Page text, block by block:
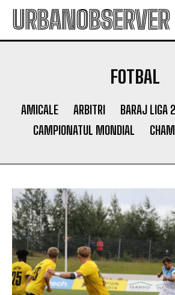
URBANOBSERVER
FOTBAL
AMICALE ARBITRI BARAJ LIGA 2
CAMPIONATUL MONDIAL